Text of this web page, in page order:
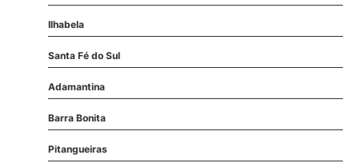
Ilhabela
Santa Fé do Sul
Adamantina
Barra Bonita
Pitangueiras